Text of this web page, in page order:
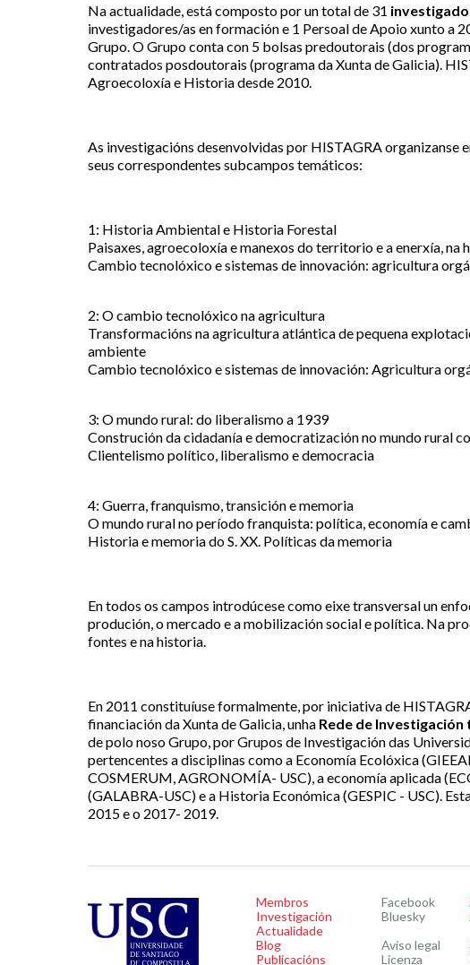
Na actualidade, está composto por un total de 31
investigadores/as en formación e 1 Persoal de Apoio xunto a
Grupo. O Grupo conta con 5 bolsas predoutorais (dos
contratados posdoutorais (programa da Xunta de Galicia).
Agroecoloxía e Historia desde 2010.
As investigacións desenvolvidas por HISTAGRA organizanse
seus correspondentes subcampos temáticos:
1: Historia Ambiental e Historia Forestal
Paisaxes, agroecoloxía e manexos do territorio e a enerxía,
Cambio tecnolóxico e sistemas de innovación: agricultura
2: O cambio tecnolóxico na agricultura
Transformacións na agricultura atlántica de pequena
ambiente
Cambio tecnolóxico e sistemas de innovación: Agricultura
3: O mundo rural: do liberalismo a 1939
Construción da cidadanía e democratización no mundo rural
Clientelismo político, liberalismo e democracia
4: Guerra, franquismo, transición e memoria
O mundo rural no período franquista: política, economía e
Historia e memoria do S. XX. Políticas da memoria
En todos os campos introdúcese como eixe transversal un
produción, o mercado e a mobilización social e política. Na
fontes e na historia.
En 2011 constituíuse formalmente, por iniciativa de
financiación da Xunta de Galicia, unha Rede de
de polo noso Grupo, por Grupos de Investigación das
pertencentes a disciplinas como a Economía Ecolóxica
COSMERUM, AGRONOMÍA- USC), a economía aplicada
(GALABRA-USC) e a Historia Económica (GESPIC - USC).
2015 e o 2017- 2019.
Membros
Investigación
Actualidade
Blog
Publicacións
Facebook
Bluesky
Aviso legal
Licenza